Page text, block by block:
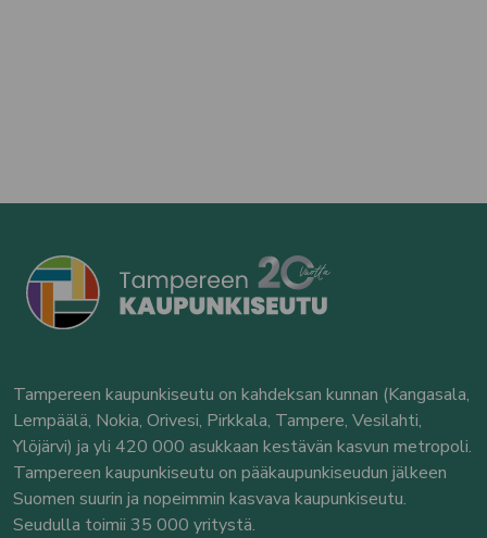
Tampereen kaupunkiseutu on kahdeksan kunnan (Kangasala,
Lempäälä, Nokia, Orivesi, Pirkkala, Tampere, Vesilahti,
Ylöjärvi) ja yli 420 000 asukkaan kestävän kasvun metropoli.
Tampereen kaupunkiseutu on pääkaupunkiseudun jälkeen
Suomen suurin ja nopeimmin kasvava kaupunkiseutu.
Seudulla toimii 35 000 yritystä.